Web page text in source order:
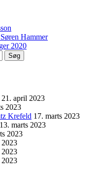
Hammer
21. april 2023
2023
Krefeld 17. marts 2023
13. marts 2023
2023
2023
2023
2023